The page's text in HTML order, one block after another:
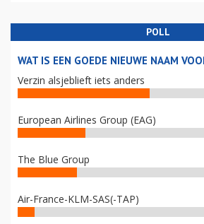
POLL
WAT IS EEN GOEDE NIEUWE NAAM
Verzin alsjeblieft iets anders
European Airlines Group (EAG)
The Blue Group
Air-France-KLM-SAS(-TAP)